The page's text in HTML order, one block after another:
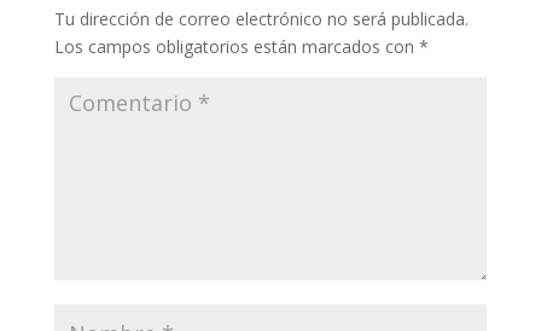
Tu dirección de correo electrónico no será publicada.
Los campos obligatorios están marcados con *